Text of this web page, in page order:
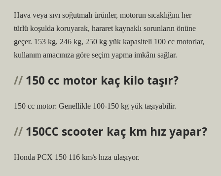
Hava veya sıvı soğutmalı ürünler, motorun sıcaklığını her
türlü koşulda koruyarak, hararet kaynaklı sorunların önüne
geçer. 153 kg, 246 kg, 250 kg yük kapasiteli 100 cc motorlar,
kullanım amacınıza göre seçim yapma imkânı sağlar.
150 cc motor kaç kilo taşır?
150 cc motor: Genellikle 100-150 kg yük taşıyabilir.
150CC scooter kaç km hız yapar?
Honda PCX 150 116 km/s hıza ulaşıyor.